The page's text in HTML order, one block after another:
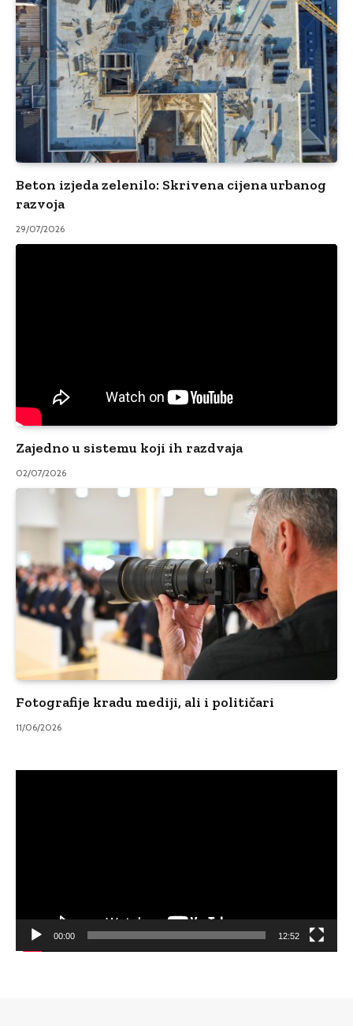
Beton izjeda zelenilo: Skrivena cijena urbanog
razvoja
29/07/2026
Zajedno u sistemu koji ih razdvaja
02/07/2026
Fotografije kradu mediji, ali i političari
11/06/2026
00:00 12:52